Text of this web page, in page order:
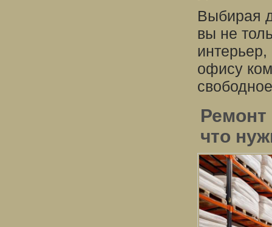
Выбирая
вы не
офису
Ремонт
что